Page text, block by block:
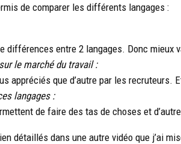
de comparer les différents langages :
différences entre 2 langages. Donc mieux
le marché du travail :
appréciés que d’autre par les recruteurs.
langages :
de faire des tas de choses et
détaillés dans une autre vidéo que j’ai